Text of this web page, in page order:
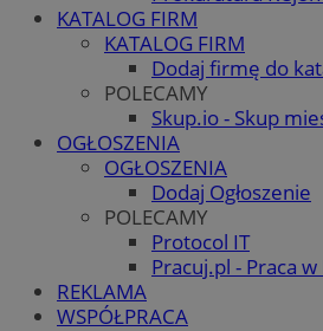
KATALOG FIRM
KATALOG FIRM
Dodaj firmę do
POLECAMY
Skup.io - Skup
OGŁOSZENIA
OGŁOSZENIA
Dodaj Ogłoszenie
POLECAMY
Protocol IT
Pracuj.pl - Praca
REKLAMA
WSPÓŁPRACA